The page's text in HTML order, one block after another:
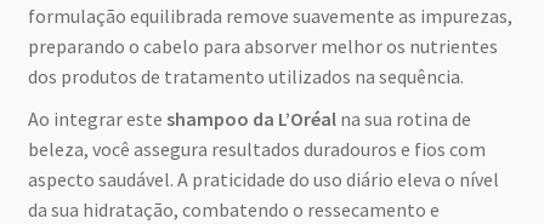
formulação equilibrada remove suavemente as impurezas,
preparando o cabelo para absorver melhor os nutrientes
dos produtos de tratamento utilizados na sequência.
Ao integrar este shampoo da L’Oréalna sua rotina de
beleza, você assegura resultados duradouros e fios com
aspecto saudável. A praticidade do uso diário eleva o nível
da sua hidratação, combatendo o ressecamento e